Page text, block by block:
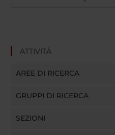
ATTIVITÀ
AREE DI RICERCA
GRUPPI DI RICERCA
SEZIONI